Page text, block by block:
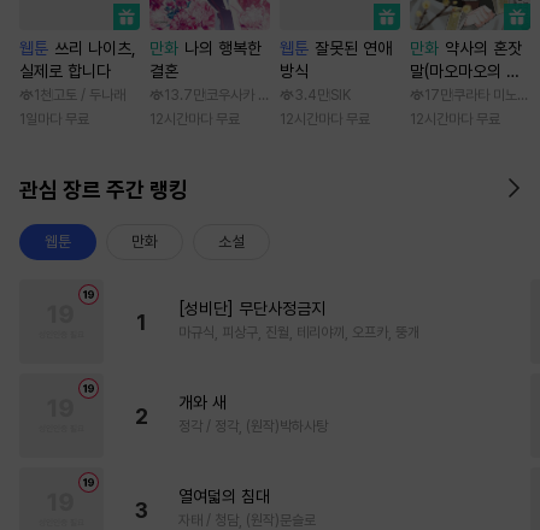
웹툰 쓰리 나이츠,
실제로 합니다
1천 고토 / 두나래
1일마다 무료
만화 나의 행복한
결혼
13.7만 코우사카 리토 / 아기토기 아쿠미
12시간마다 무료
웹툰 잘못된 연애
방식
3.4만 SIK
12시간마다 무료
만화 약사의 혼잣
말(마오마오의 후
궁 수수께끼 풀이
수첩)
17만 쿠라타 미노지
12시간마다 무료
관심 장르 주간 랭킹
웹툰 만화 소설
1
[성비단] 무단사정금지
마규식, 피상구, 진월, 테리야끼, 오프카, 뚱개
2
개와 새
정각 / 정각, (원작)박하사탕
3
열여덟의 침대
자태 / 청담, (원작)문슬로